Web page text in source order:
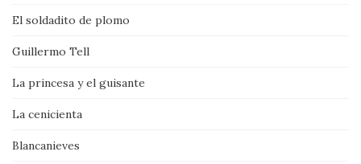
El soldadito de plomo
Guillermo Tell
La princesa y el guisante
La cenicienta
Blancanieves